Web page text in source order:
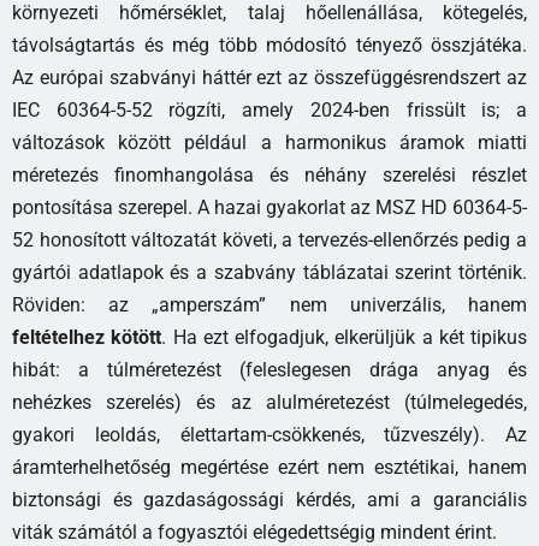
környezeti hőmérséklet, talaj hőellenállása, kötegelés,
távolságtartás és még több módosító tényező összjátéka.
Az európai szabványi háttér ezt az összefüggésrendszert az
IEC 60364-5-52 rögzíti, amely 2024-ben frissült is; a
változások között például a harmonikus áramok miatti
méretezés finomhangolása és néhány szerelési részlet
pontosítása szerepel. A hazai gyakorlat az MSZ HD 60364-5-
52 honosított változatát követi, a tervezés-ellenőrzés pedig a
gyártói adatlapok és a szabvány táblázatai szerint történik.
Röviden: az „amperszám” nem univerzális, hanem
feltételhez kötött. Ha ezt elfogadjuk, elkerüljük a két tipikus
hibát: a túlméretezést (feleslegesen drága anyag és
nehézkes szerelés) és az alulméretezést (túlmelegedés,
gyakori leoldás, élettartam-csökkenés, tűzveszély). Az
áramterhelhetőség megértése ezért nem esztétikai, hanem
biztonsági és gazdaságossági kérdés, ami a garanciális
viták számától a fogyasztói elégedettségig mindent érint.